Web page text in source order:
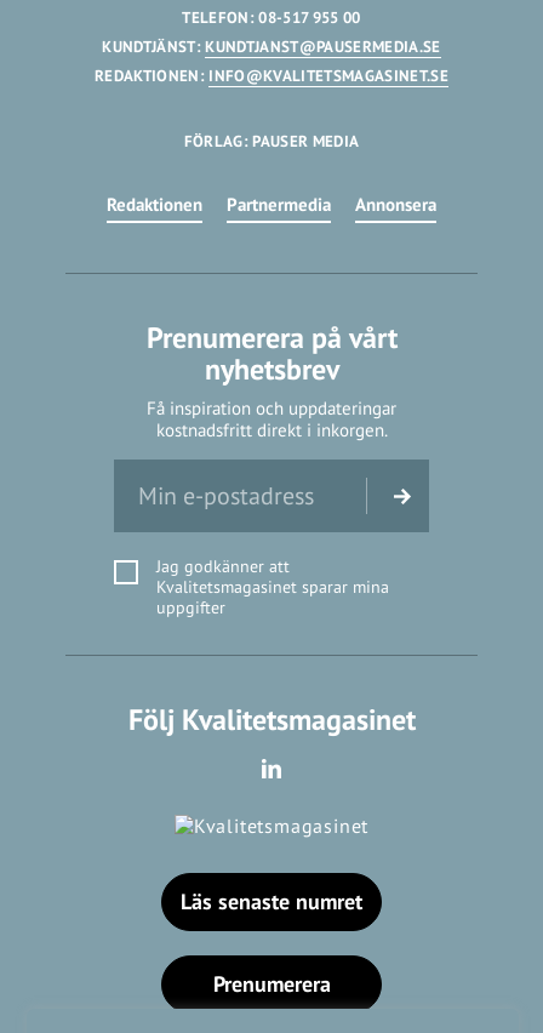
TELEFON: 08-517 955 00
KUNDTJÄNST:KUNDTJANST@PAUSERMEDIA.SE
REDAKTIONEN: INFO@KVALITETSMAGASINET.SE
FÖRLAG: PAUSER MEDIA
Redaktionen Partnermedia Annonsera
Prenumerera på vårt
nyhetsbrev
Få inspiration och uppdateringar
kostnadsfritt direkt i inkorgen.
Jag godkänner att
Kvalitetsmagasinet sparar mina
uppgifter
Följ Kvalitetsmagasinet
Läs senaste numret
Prenumerera